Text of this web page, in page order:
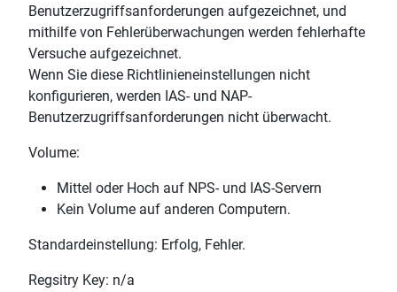
Benutzerzugriffsanforderungen aufgezeichnet, und
mithilfe von Fehlerüberwachungen werden fehlerhafte
Versuche aufgezeichnet.
Wenn Sie diese Richtlinieneinstellungen nicht
konfigurieren, werden IAS- und NAP-
Benutzerzugriffsanforderungen nicht überwacht.
Volume:
Mittel oder Hoch auf NPS- und IAS-Servern
Kein Volume auf anderen Computern.
Standardeinstellung: Erfolg, Fehler.
Regsitry Key: n/a